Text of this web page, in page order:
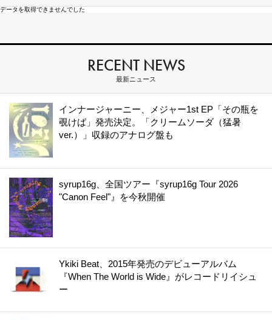
データを取得できませんでした
RECENT NEWS
最新ニュース
インナージャーニー、メジャー1st EP「その瓶を
覗けば」発売決定。「クリームソーダ（猛暑
ver.）」収録のアナログ盤も
syrup16g、全国ツアー『syrup16g Tour 2026
"Canon Feel"』を今秋開催
Ykiki Beat、2015年発売のデビューアルバム
『When The World is Wide』がレコードリイシュ
ー